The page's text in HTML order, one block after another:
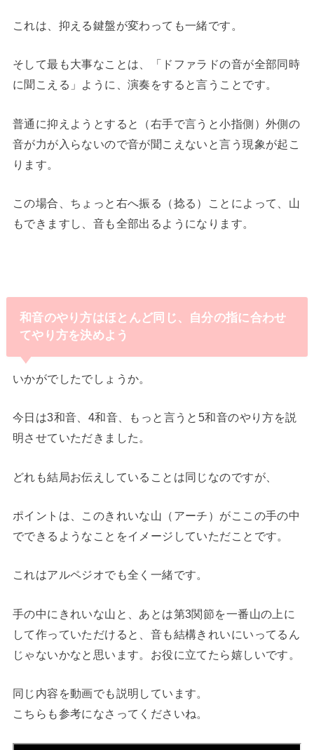
これは、抑える鍵盤が変わっても一緒です。
そして最も大事なことは、「ドファラドの音が全部同時
に聞こえる」ように、演奏をすると言うことです。
普通に抑えようとすると（右手で言うと小指側）外側の
音が力が入らないので音が聞こえないと言う現象が起こ
ります。
この場合、ちょっと右へ振る（捻る）ことによって、山
もできますし、音も全部出るようになります。
和音のやり方はほとんど同じ、自分の指に合わせ
てやり方を決めよう
いかがでしたでしょうか。
今日は3和音、4和音、もっと言うと5和音のやり方を説
明させていただきました。
どれも結局お伝えしていることは同じなのですが、
ポイントは、このきれいな山（アーチ）がここの手の中
でできるようなことをイメージしていただことです。
これはアルペジオでも全く一緒です。
手の中にきれいな山と、あとは第3関節を一番山の上に
して作っていただけると、音も結構きれいにいってるん
じゃないかなと思います。お役に立てたら嬉しいです。
同じ内容を動画でも説明しています。
こちらも参考になさってくださいね。